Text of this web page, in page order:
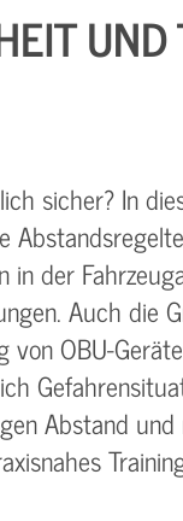
sicher? In
in der
Auch die
OBU-
Abstand